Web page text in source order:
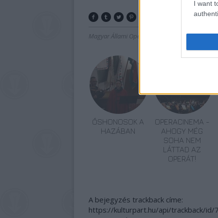
I want
Magyar Állami Operaház Opera
ŐSHONOSOK A
HAZÁBAN
OPERACINEMA -
AHOGY MÉG
SOHA NEM
LÁTTAD AZ
OPERÁT!
A bejegyzés trackback címe:
https://kulturpart.hu/api/trackback/id/